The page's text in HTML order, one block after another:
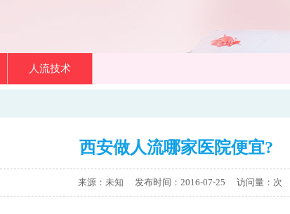
人流技术
西安做人流哪家医院便宜?
来源：未知 发布时间：2016-07-25 访问量： 次